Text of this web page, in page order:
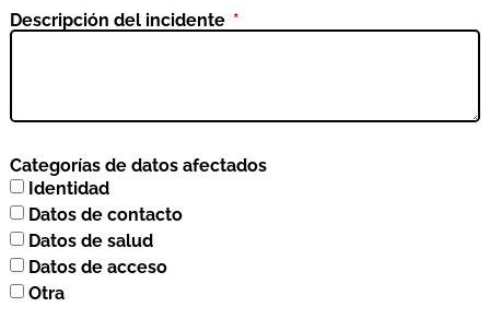
Descripción del incidente
Categorías de datos afectados
Identidad
Datos de contacto
Datos de salud
Datos de acceso
Otra